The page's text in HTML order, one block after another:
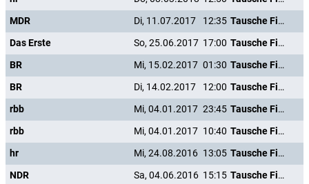
MDR
Di, 11.07.2017 12:35
Tausche Firma gegen Haushalt
Das Erste
So, 25.06.2017 17:00
Tausche Firma gegen Haushalt
BR
Mi, 15.02.2017 01:30
Tausche Firma gegen Haushalt
BR
Di, 14.02.2017 12:00
Tausche Firma gegen Haushalt
rbb
Mi, 04.01.2017 23:45
Tausche Firma gegen Haushalt
rbb
Mi, 04.01.2017 10:40
Tausche Firma gegen Haushalt
hr
Mi, 24.08.2016 13:05
Tausche Firma gegen Haushalt
NDR
Sa, 04.06.2016 15:15
Tausche Firma gegen Haushalt